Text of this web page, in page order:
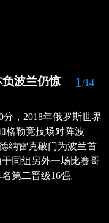
1/14
波兰仍惊
，2018年俄罗斯世界
格勒竞技场对阵波
纳雷克破门为波兰首
同组另外一场比赛哥
第二晋级16强。